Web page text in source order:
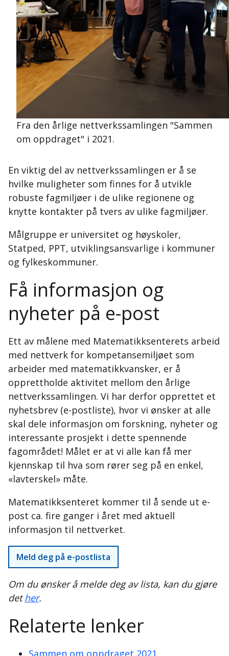
Fra den årlige nettverkssamlingen "Sammen
om oppdraget" i 2021.
En viktig del av nettverkssamlingen er å se
hvilke muligheter som finnes for å utvikle
robuste fagmiljøer i de ulike regionene og
knytte kontakter på tvers av ulike fagmiljøer.
Målgruppe er universitet og høyskoler,
Statped, PPT, utviklingsansvarlige i kommuner
og fylkeskommuner.
Få informasjon og
nyheter på e-post
Ett av målene med Matematikksenterets arbeid
med nettverk for kompetansemiljøet som
arbeider med matematikkvansker, er å
opprettholde aktivitet mellom den årlige
nettverkssamlingen. Vi har derfor opprettet et
nyhetsbrev (e-postliste), hvor vi ønsker at alle
skal dele informasjon om forskning, nyheter og
interessante prosjekt i dette spennende
fagområdet! Målet er at vi alle kan få mer
kjennskap til hva som rører seg på en enkel,
«lavterskel» måte.
Matematikksenteret kommer til å sende ut e-
post ca. fire ganger i året med aktuell
informasjon til nettverket.
Meld deg på e-postlista
Om du ønsker å melde deg av lista, kan du gjøre
dether.
Relaterte lenker
Sammen om oppdraget 2021